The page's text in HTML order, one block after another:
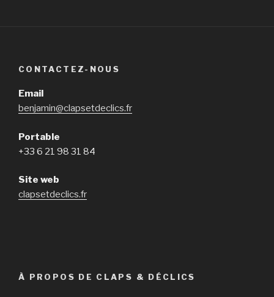
CONTACTEZ-NOUS
Email
benjamin@clapsetdeclics.fr
Portable
+33 6 21 98 31 84
Site web
clapsetdeclics.fr
À PROPOS DE CLAPS & DÉCLICS